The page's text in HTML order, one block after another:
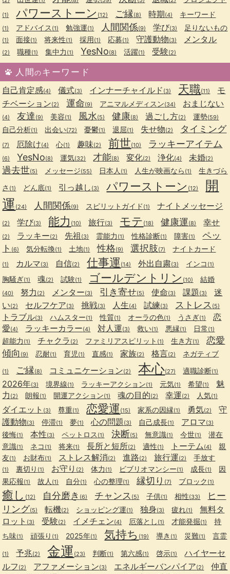
(1) パワーストーン (12) ご縁(8) 時期(4) キーワード
(1) アドバイス (1) 勉強運(1) 人間関係(9) 学び(3) 足りないもの
(1) 面接(1) 将来性(1) 採用(1) 応募(1) 守護動物(3) メンタル
(2) 職種(1) 集中力 (1) YesNo(8) 活躍(1) 受験(2)
人間のキーワード
自己肯定感(4) 儀式(3) インナーチャイルド (3) 天職(11)
モ
チベーション(2) 運命(9) アニマルメディスン(34) おまじない
(4) 友達 (9) 美容(1) 風水(5) 健康(8) 過ごし方(2) 運勢(59)
自己分析(1) 出会い(72) 憂鬱(1) 退屈(1) 失せ物(2) タイミング
(7) 厄除け(4) 心(1) 趣味(2) 前世(10) ラッキーアイテム
(6) YesNo(8) 運気(32) 才能(8) 変化(2) 浄化(4) 未婚(2)
過去世(5) メッセージ(55) 日本人 (1) 人生が映画なら (1)
生きづら
さ (1) どん底(1) 引っ越し (3) パワーストーン (12)
開
運 (24) 人間関係(9) スピリットガイド (1) ナイトメッセージ
(2) 学び(3) 能力 (10) 旅行(3) モテ (18) 健康運(8) 幸せ
(2) ラッキー(2) 先祖 (3) 霊能力 (1) 性格診断(1) 障害(1)
ペッ
ト (6) 気分転換(1) 土地(1) 性格(9) 選択肢(7) ナイトカード
(1) カルマ(3) 自信(2) 仕事運 (14) 外出自粛(3) インコ (1)
胸騒ぎ(1) 魂(2) 試験(1) ゴールデントリン (10) 結婚
(40) 努力 (2) メンター(3) 引き寄せ(5) 使命(3) 課題 (3)
迷
い(2) セルフケア(3) 挑戦(3) 人生(4) 試練(3) ストレス (5)
トラブル(3) ハムスター(1) 性質(1) オーラの色(1) うさぎ(1)
恋
愛(4) ラッキーカラー(4) 対人運(3) 救い(1) 悪縁(1) 日常 (1)
超能力 (1) チャクラ (2) ファミリアスピリット (1) 生き方(1)
恋愛
傾向 (9) 忍耐(1) 育児 (1) 直感(1) 家族(2) 格言(2) ネガティブ
(1) ご縁(8) コミュニケーション(2) 本心(27) 適職診断(1)
2026年(3) 境界線(1) ラッキーアクション(1) 元気(1) 希望(1)
魅
力 (2) 朗報(1) 開運アクション(1) 魂の目的(2) 幸運(2) 人気(1)
ダイエット (3) 尊重(1) 恋愛運 (15) 家系の因縁(1) 勇気(2)
守
護動物(3) 停滞(1) 夢(1) 心の問題 (3) 自己成長(1) アロマ(3)
後悔(1) 本性(3) ペットロス (1) 決断(5) 無意識(1) 今世(1)
潜在
意識(1) ネコ (1) 将来(1) 長所と短所(2) 適性(1) トーテム (4)
親
友(1) お財布(1) ストレス解消(2) 進路(2) 旅行運(2) 手放す
(1) 裏切り (1) お守り (2) 体力 (1) ビブリオマンシー(1) 成長(1)
因
果応報(1) 故人 (1) 自分(1) 心の整理(1) 縁切り (7) ブロック (1)
癒し (12) 自分磨き (6) チャンス (5) 子供(1) 相性(33)
ヒー
リング(5) 転機(2) ショッピング運(1) 独身(3) 疲れ(1)
無料タ
ロット (3) 受験(2) イメチェン(4) 厄落とし (1) 才能発掘(1)
持
ち味(1) 頑張り (1) 2025年(1) 気持ち (19) 導き (1) 災難(1) 言霊
(1) 予兆(2) 金運 (23) 判断(1) 第六感(1) 啓示(1)
ハイヤーセ
ルフ (2) アファメーション(3) エネルギーバンパイア(2)
仲直